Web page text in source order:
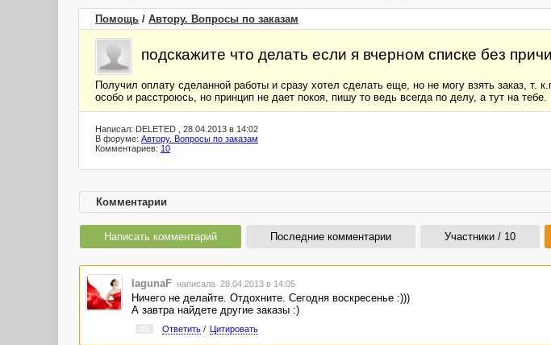
Помощь / Автору. Вопросы по заказам
подскажите что делать если я вчерном списке без
Получил оплату сделанной работы и сразу хотел сделать еще, но не могу взять заказ,
особо и расстроюсь, но принцип не дает покоя, пишу то ведь всегда по делу, а тут на тебе.
Написал: DELETED , 28.04.2013 в 14:02
В форуме: Автору. Вопросы по заказам
Комментариев: 10
Комментарии
Написать комментарий Последние комментарии Участники / 10
lagunaF написала 28.04.2013 в 14:05
Ничего не делайте. Отдохните. Сегодня воскресенье :)))
А завтра найдете другие заказы :)
Ответить/ Цитировать